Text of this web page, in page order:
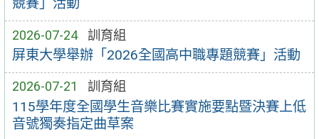
競賽」活動
2026-07-24 訓育組
屏東大學舉辦「2026全國高中職專題競賽」活動
2026-07-21 訓育組
115學年度全國學生音樂比賽實施要點暨決賽上低
音號獨奏指定曲草案